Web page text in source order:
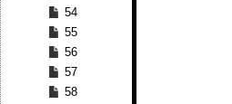
54
55
56
57
58